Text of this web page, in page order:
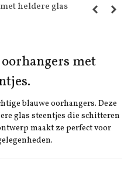
heldere glas
met
blauwe oorhangers. Deze
glas steentjes die schitteren
maakt ze perfect voor